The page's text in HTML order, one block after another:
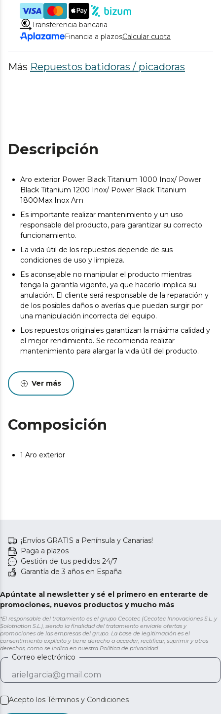
Transferencia bancaria
Financia a plazosCalcular cuota
Más Repuestos batidoras / picadoras
Descripción
Aro exterior Power Black Titanium 1000 Inox/ Power
Black Titanium 1200 Inox/ Power Black Titanium
1800Max Inox Am
Es importante realizar mantenimiento y un uso
responsable del producto, para garantizar su correcto
funcionamiento.
La vida útil de los repuestos depende de sus
condiciones de uso y limpieza.
Es aconsejable no manipular el producto mientras
tenga la garantía vigente, ya que hacerlo implica su
anulación. El cliente será responsable de la reparación y
de los posibles daños o averías que puedan surgir por
una manipulación incorrecta del equipo.
Los repuestos originales garantizan la máxima calidad y
el mejor rendimiento. Se recomienda realizar
mantenimiento para alargar la vida útil del producto.
Ver más
Composición
1 Aro exterior
¡Envíos GRATIS a Península y Canarias!
Paga a plazos
Gestión de tus pedidos 24/7
Garantía de 3 años en España
Apúntate al newsletter y sé el primero en enterarte de
promociones, nuevos productos y mucho más
*El responsable del tratamiento es el grupo Cecotec (Cecotec Innovaciones S.L. y
Solotriatlon S.L.), siendo la finalidad del tratamiento enviarle ofertas y
promociones de las empresas del grupo. La base de legitimación es el
consentimiento explícito y tiene derecho a acceder, rectificar, suprimir y otros
derechos, como se indica en nuestra Política de privacidad
Correo electrónico
Acepto los Términos y Condiciones